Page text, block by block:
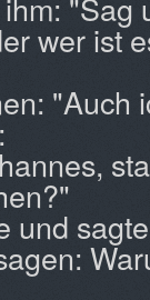
wer ist
"Auch
und